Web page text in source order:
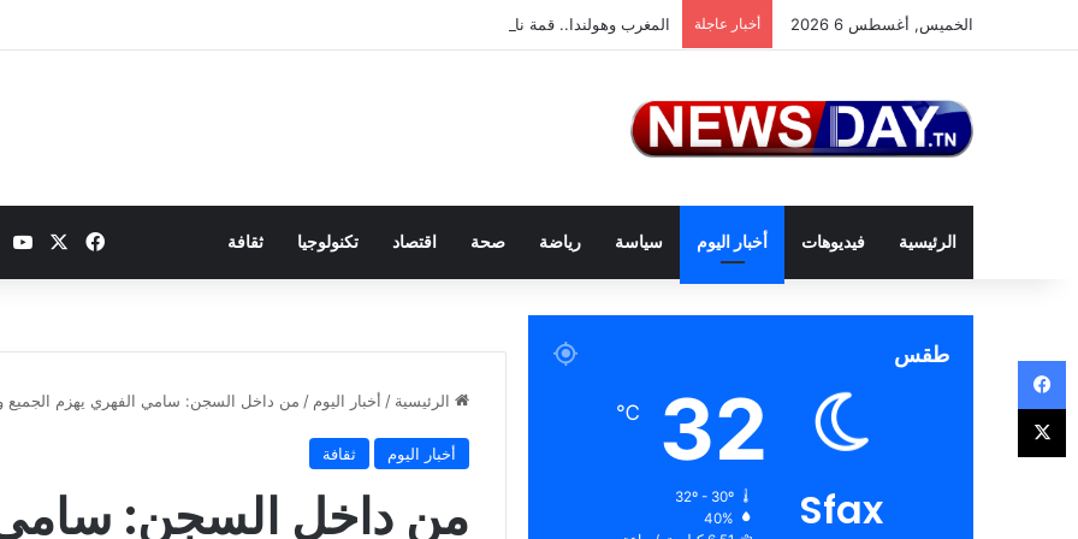
الخميس, أغسطس 6 2026 أخبار عاجلة المغرب وهولندا.. قمة نارية بطموح التأهل إلى ثمن النهائي
الرئيسية فيديوهات أخبار اليوم سياسة رياضة صحة اقتصاد تكنولوجيا ثقافة فيسبوك
الرئيسية / أخبار اليوم / من داخل السجن: سامي الفهري يهزم الجميع
أخبار اليوم ثقافة
من داخل السجن:
طقس
Sfax
32
℃
32º - 30º
40%
فيسبوك
‫X